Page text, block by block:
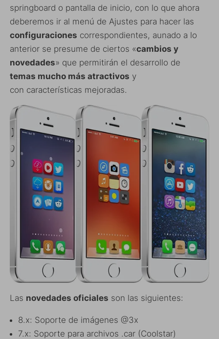
springboard o pantalla de inicio, con lo que ahora
deberemos ir al menú de Ajustes para hacer las
configuraciones correspondientes, aunado a lo
anterior se presume de ciertos «cambios y
novedades» que permitirán el desarrollo de
temas mucho más atractivos y
con características mejoradas.
Las novedades oficiales son las siguientes:
8.x: Soporte de imágenes @3x
7.x: Soporte para archivos .car (Coolstar)